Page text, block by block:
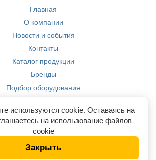
Главная
О компании
Новости и события
Контакты
Каталог продукции
Бренды
Подбор оборудования
Компетенции
используются cookie. Оставаясь на
на использование файлов
cookie
Закрыть